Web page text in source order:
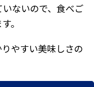
ないので、食べご
。
やすい美味しさの